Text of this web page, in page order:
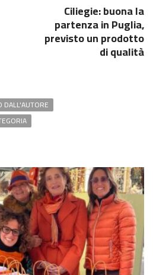
Ciliegie: buona la
partenza in Puglia,
previsto un prodotto
di qualità
DALL'AUTORE